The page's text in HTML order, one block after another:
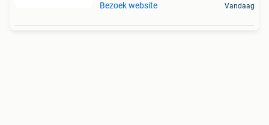
Bezoek website Vandaag